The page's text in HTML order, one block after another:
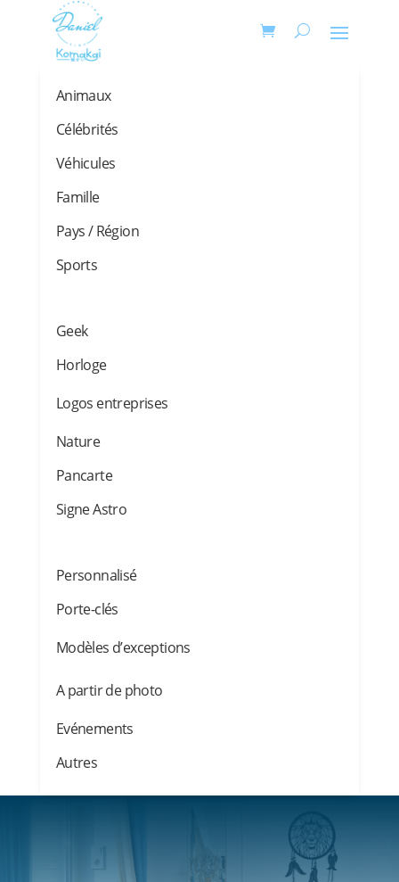
Animaux
Célébrités
Véhicules
Famille
Pays / Région
Sports
Geek
Horloge
Logos entreprises
Nature
Pancarte
Signe Astro
Personnalisé
Porte-clés
Modèles d’exceptions
A partir de photo
Evénements
Autres